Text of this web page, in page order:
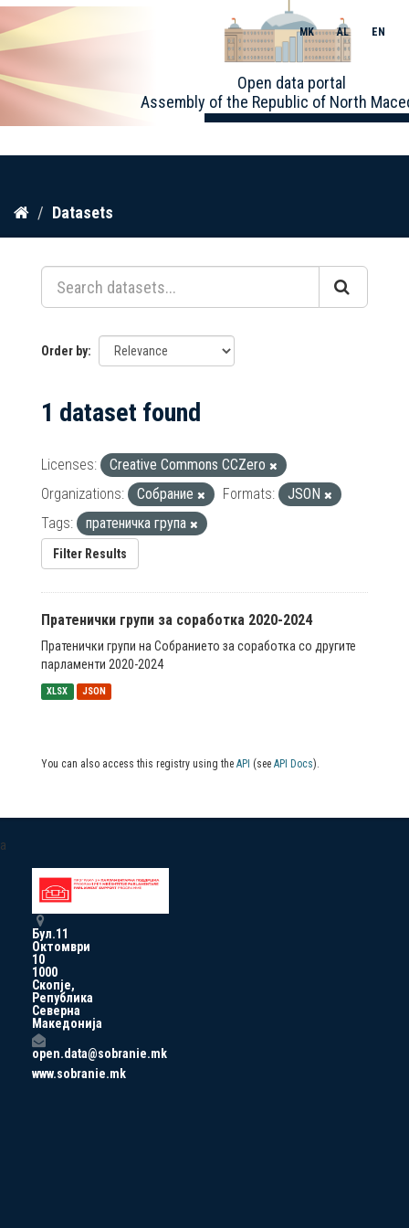
Skip
content
Open data portal
Assembly of the Republic of North
MK AL EN
Datasets
Order by
1 dataset found
Licenses:
Creative Commons CCZero
Organizations:
Собрание Formats:
JSON
Tags:
пратеничка група
Filter Results
Пратенички групи за соработка 2020-2024
Пратенички групи на Собранието за соработка со другите
парламенти 2020-2024
XLSX JSON
You can also access this registry using the API (see API Docs).
a
Бул.11
Октомври
10
1000
Скопје,
Република
Северна
Македонија
open.data@sobranie.mk
www.sobranie.mk